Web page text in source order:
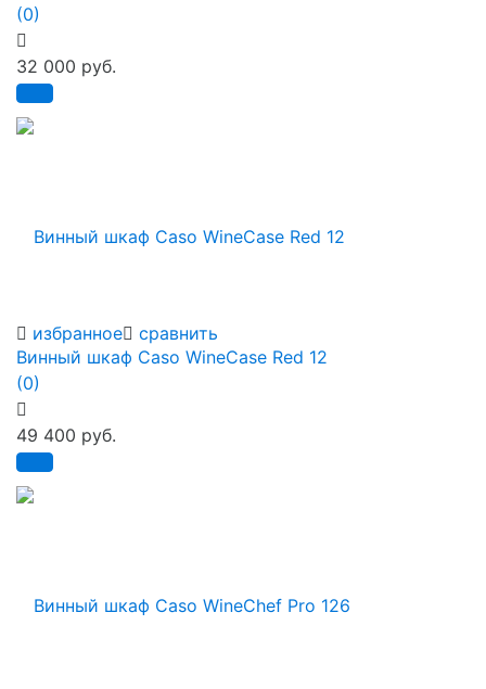
избранное сравнить
(0)
32 000 руб.
Винный шкаф Caso WineCase Red 12
(0)
49 400 руб.